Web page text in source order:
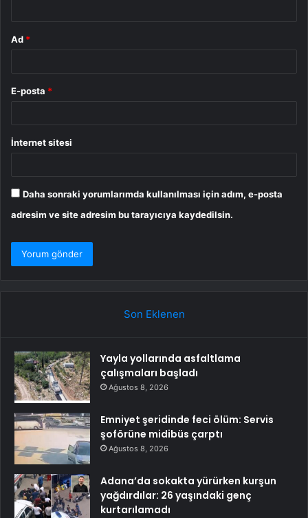
Ad *
E-posta *
İnternet sitesi
Daha sonraki yorumlarımda kullanılması için adım, e-posta
adresim ve site adresim bu tarayıcıya kaydedilsin.
Son Eklenen
Yayla yollarında asfaltlama
çalışmaları başladı
Ağustos 8, 2026
Emniyet şeridinde feci ölüm: Servis
şoförüne midibüs çarptı
Ağustos 8, 2026
Adana’da sokakta yürürken kurşun
yağdırdılar: 26 yaşındaki genç
kurtarılamadı